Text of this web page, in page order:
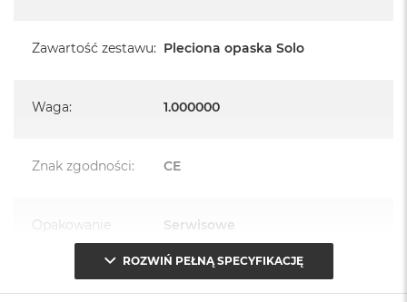
Zawartość zestawu: Pleciona opaska Solo
Waga: 1.000000
Znak zgodności: CE
Opakowanie
(pudełko):
Serwisowe
ROZWIŃ PEŁNĄ SPECYFIKACJĘ